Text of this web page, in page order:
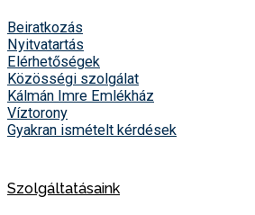
Beiratkozás
Nyitvatartás
Elérhetőségek
Közösségi szolgálat
Kálmán Imre Emlékház
Víztorony
Gyakran ismételt kérdések
Szolgáltatásaink